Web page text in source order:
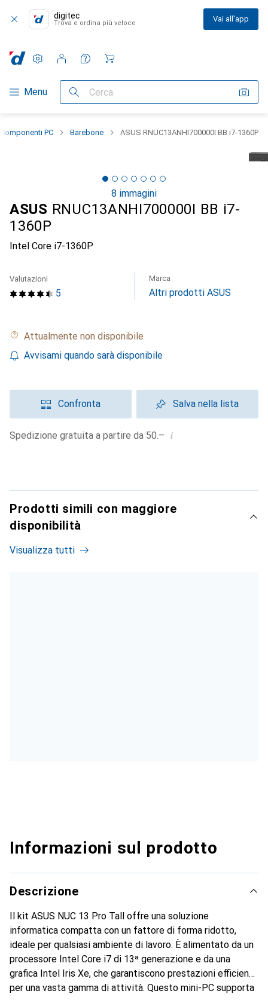
digitec
Trova e ordina più veloce Vai all'app
Categoria Navigazione
Menu Cerca
Impostazioni
Conto cliente
Liste di confronto
Liste dei desideri
Carrello
Componenti PC Barebone ASUS RNUC13ANHI700000I BB i7-1360P
8 immagini
ASUS RNUC13ANHI700000I BB i7-
1360P
Intel Core i7-1360P
5
Valutazioni Marca
Altri prodotti ASUS
Attualmente non disponibile
Avvisami quando sarà disponibile
Confronta Salva nella lista
Spedizione gratuita a partire da 50.– i
Prodotti simili con maggiore
disponibilità
Visualizza tutti
Informazioni sul prodotto
Descrizione
Il kit ASUS NUC 13 Pro Tall offre una soluzione
informatica compatta con un fattore di forma ridotto,
ideale per qualsiasi ambiente di lavoro. È alimentato da un
processore Intel Core i7 di 13ª generazione e da una
grafica Intel Iris Xe, che garantiscono prestazioni efficienti
per una vasta gamma di attività. Questo mini-PC supporta